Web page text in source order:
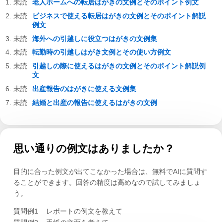
老人ホームへの転居はがきの文例とそのポイント例文
ビジネスで使える転居はがきの文例とそのポイント解説
例文
海外への引越しに役立つはがきの文例集
転勤時の引越しはがき文例とその使い方例文
引越しの際に使えるはがきの文例とそのポイント解説例
文
出産報告のはがきに使える文例集
結婚と出産の報告に使えるはがきの文例
思い通りの例文はありましたか？
目的に合った例文が出てこなかった場合は、無料でAIに質問す
ることができます。回答の精度は高めなので試してみましょ
う。
質問例1
レポートの例文を教えて